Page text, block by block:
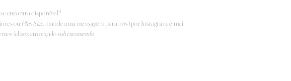
encontra disponível?
ou Plus Size, mande uma mensagem para nós (por Instagram, e-mail
felizes em orçá-losob encomenda.